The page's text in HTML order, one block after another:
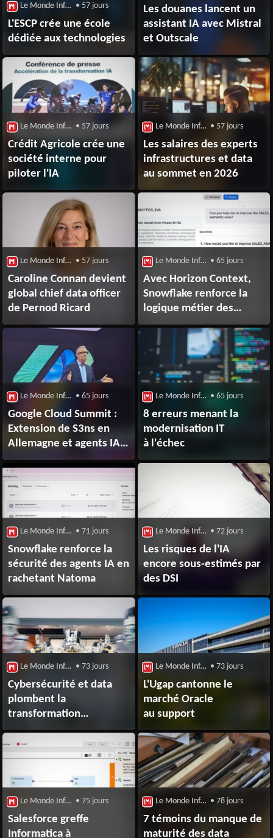
Le Monde Informatique : Big Data • 57 jours
L'ESCP crée une école
dédiée aux technologies
Les douanes lancent un
assistant IA avec Mistral
et Outscale
Le Monde Informatique : Big Data • 57 jours
Crédit Agricole crée une
société interne pour
piloter l'IA
Le Monde Informatique : Big Data • 57 jours
Les salaires des experts
infrastructures et data
au sommet en 2026
Le Monde Informatique : Big Data • 57 jours
Caroline Connan devient
global chief data officer
de Pernod Ricard
Le Monde Informatique : Big Data • 65 jours
Avec Horizon Context,
Snowflake renforce la
logique métier des
agents IA
Le Monde Informatique : Big Data • 65 jours
Google Cloud Summit :
Extension de S3ns en
Allemagne et agents IA
au menu
Le Monde Informatique : Big Data • 65 jours
8 erreurs menant la
modernisation IT
à l'échec
Le Monde Informatique : Big Data • 71 jours
Snowflake renforce la
sécurité des agents IA en
rachetant Natoma
Le Monde Informatique : Big Data • 72 jours
Les risques de l'IA
encore sous-estimés par
des DSI
Le Monde Informatique : Big Data • 73 jours
Cybersécurité et data
plombent la
transformation
digitale industrielle
Le Monde Informatique : Big Data • 73 jours
L'Ugap cantonne le
marché Oracle
au support
Le Monde Informatique : Big Data • 75 jours
Salesforce greffe
Informatica à
Le Monde Informatique : Big Data • 78 jours
7 témoins du manque de
maturité des data